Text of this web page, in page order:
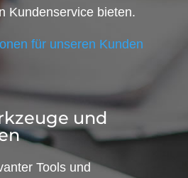
Kundenservice bieten.
für unseren Kunden
und
Tools und